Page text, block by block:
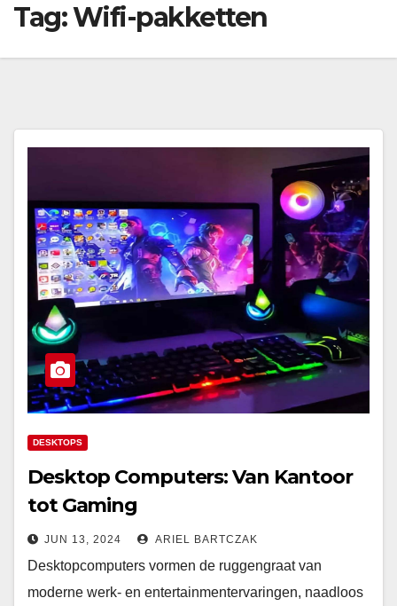
Tag:Wifi-pakketten
DESKTOPS
Desktop Computers: Van Kantoor
tot Gaming
JUN 13, 2024 ARIEL BARTCZAK
Desktopcomputers vormen de ruggengraat van
moderne werk- en entertainmentervaringen, naadloos